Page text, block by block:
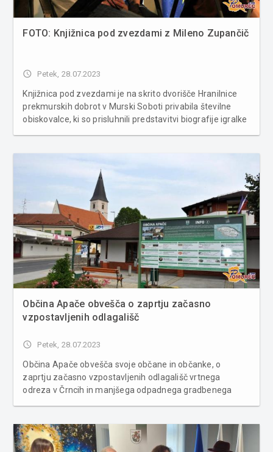
FOTO: Knjižnica pod zvezdami z Mileno Zupančič
access_time Petek, 28.07.2023
Knjižnica pod zvezdami je na skrito dvorišče Hranilnice
prekmurskih dobrot v Murski Soboti privabila številne
obiskovalce, ki so prisluhnili predstavitvi biografije igralke
Občina Apače obvešča o zaprtju začasno
vzpostavljenih odlagališč
access_time Petek, 28.07.2023
Občina Apače obvešča svoje občane in občanke, o
zaprtju začasno vzpostavljenih odlagališč vrtnega
odreza v Črncih in manjšega odpadnega gradbenega
Črncih in manjšega ...